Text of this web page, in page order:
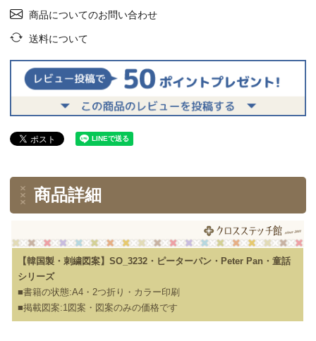
商品についてのお問い合わせ
送料について
商品詳細
【韓国製・刺繍図案】SO_3232・ピーターパン・Peter Pan・童話
シリーズ
■書籍の状態:A4・2つ折り・カラー印刷
■掲載図案:1図案・図案のみの価格です